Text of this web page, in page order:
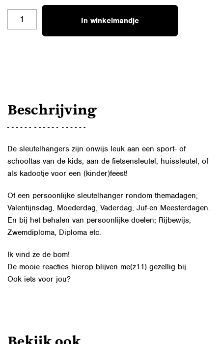
In winkelmandje
Beschrijving
De sleutelhangers zijn onwijs leuk aan een sport- of
schooltas van de kids, aan de fietsensleutel, huissleutel, of
als kadootje voor een (kinder)feest!
Of een persoonlijke sleutelhanger rondom themadagen;
Valentijnsdag, Moederdag, Vaderdag, Juf-en Meesterdagen.
En bij het behalen van persoonlijke doelen; Rijbewijs,
Zwemdiploma, Diploma etc.
Ik vind ze de bom!
De mooie reacties hierop blijven me(z11) gezellig bij.
Ook iets voor jou?